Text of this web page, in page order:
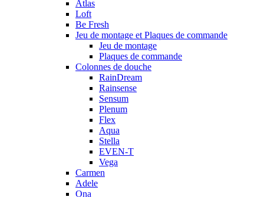
Atlas
Loft
Be Fresh
Jeu de montage et Plaques de commande
Jeu de montage
Plaques de commande
Colonnes de douche
RainDream
Rainsense
Sensum
Plenum
Flex
Aqua
Stella
EVEN-T
Vega
Carmen
Adele
Ona